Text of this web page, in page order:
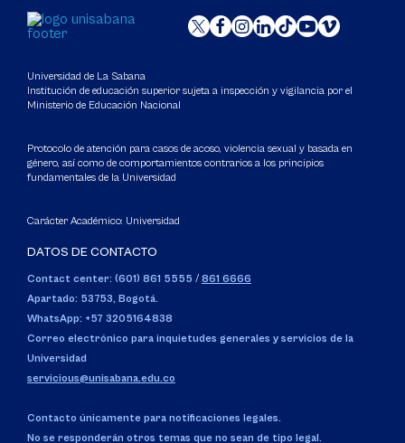
Universidad de La Sabana
Institución de educación superior sujeta a inspección y vigilancia por el
Ministerio de Educación Nacional
Protocolo de atención para casos de acoso, violencia sexual y basada en
género, así como de comportamientos contrarios a los principios
fundamentales de la Universidad
Carácter Académico: Universidad
DATOS DE CONTACTO
Contact center: (601) 861 5555 / 861 6666
Apartado: 53753, Bogotá.
WhatsApp: +57 3205164838
Correo electrónico para inquietudes generales y servicios de la
Universidad
servicious@unisabana.edu.co
Contacto únicamente para notificaciones legales.
No se responderán otros temas que no sean de tipo legal.